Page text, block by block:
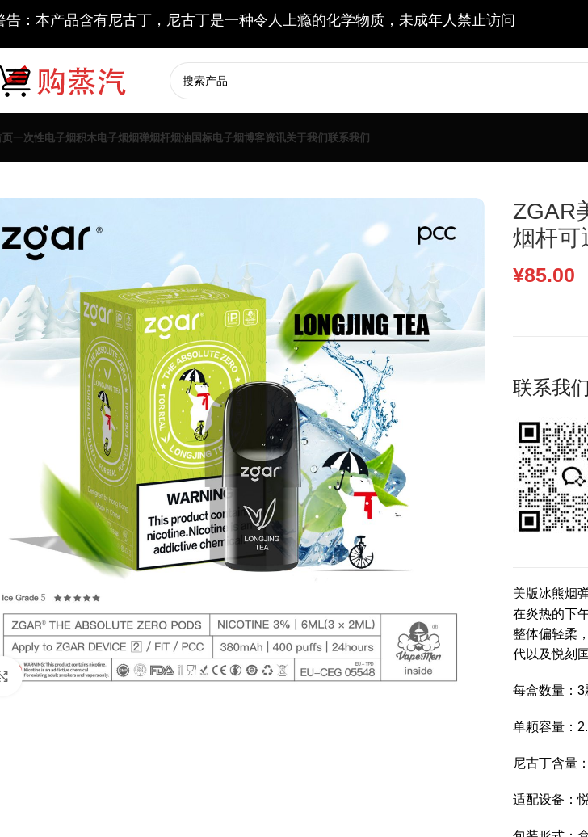
告：本产品含有尼古丁，尼古丁是一种令人上瘾的化学物质，未成年人禁止访问
页一次性电子烟积木电子烟烟弹烟杆烟油 国标电子烟博客资讯关于我们联系我们
Click to enlarge
ZGAR
烟杆可
¥85.00
联系我们
美版冰熊烟
在炎热的下
整体偏轻柔
代以及悦刻
每盒数量：3
单颗容量：
尼古丁含量
适配设备：